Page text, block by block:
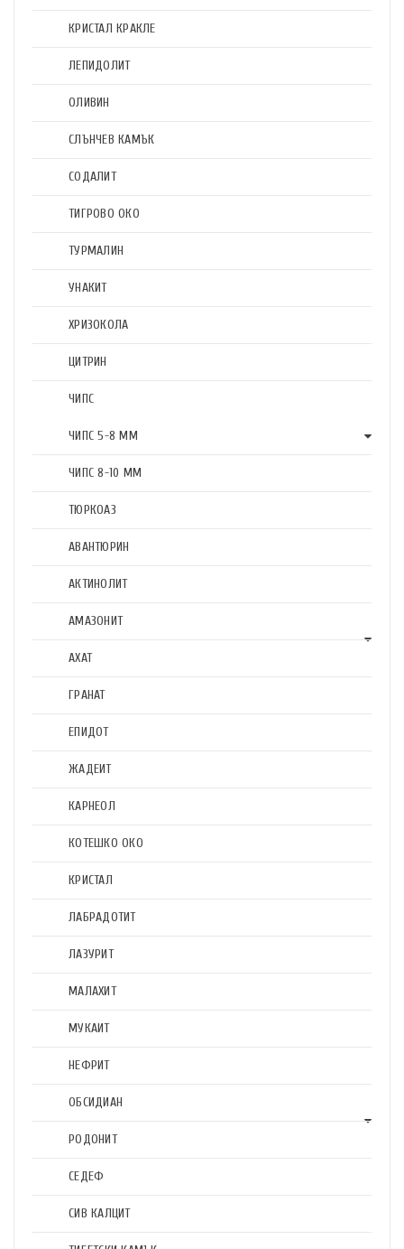
КРИСТАЛ КРАКЛЕ
ЛЕПИДОЛИТ
ОЛИВИН
СЛЪНЧЕВ КАМЪК
СОДАЛИТ
ТИГРОВО ОКО
ТУРМАЛИН
УНАКИТ
ХРИЗОКОЛА
ЦИТРИН
ЧИПС
ЧИПС 5-8 ММ
ЧИПС 8-10 ММ
ТЮРКОАЗ
АВАНТЮРИН
АКТИНОЛИТ
АМАЗОНИТ
АХАТ
ГРАНАТ
ЕПИДОТ
ЖАДЕИТ
КАРНЕОЛ
КОТЕШКО ОКО
КРИСТАЛ
ЛАБРАДОТИТ
ЛАЗУРИТ
МАЛАХИТ
МУКАИТ
НЕФРИТ
ОБСИДИАН
РОДОНИТ
СЕДЕФ
СИВ КАЛЦИТ